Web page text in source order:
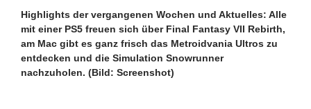
Highlights der vergangenen Wochen und Aktuelles: Alle
mit einer PS5 freuen sich über Final Fantasy VII Rebirth,
am Mac gibt es ganz frisch das Metroidvania Ultros zu
entdecken und die Simulation Snowrunner
nachzuholen. (Bild: Screenshot)